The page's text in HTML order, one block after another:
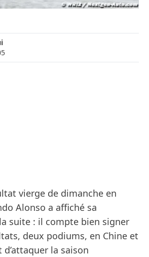
vierge de dimanche en
Alonso a affiché sa
suite : il compte bien signer
deux podiums, en Chine et
la saison